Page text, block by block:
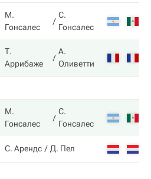
М.
Гонсалес
С.
Гонсалес
Т.
Аррибаже
А.
Оливетти
М.
Гонсалес
С.
Гонсалес
С. Арендс Д. Пел